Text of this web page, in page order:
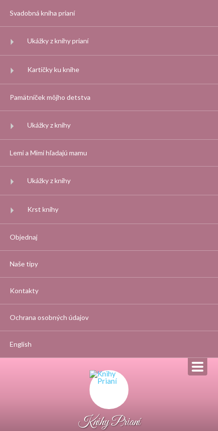
Svadobná kniha prianí
Ukážky z knihy prianí
Kartičky ku knihe
Pamätníček môjho detstva
Ukážky z knihy
Lemi a Mimi hľadajú mamu
Ukážky z knihy
Krst knihy
Objednaj
Naše tipy
Kontakty
Ochrana osobných údajov
English
Knihy Prianí